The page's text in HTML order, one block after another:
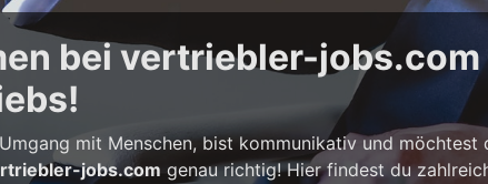
bei vertriebler-jobs.com
mit Menschen, bist kommunikativ und
jobs.com genau richtig! Hier findest du